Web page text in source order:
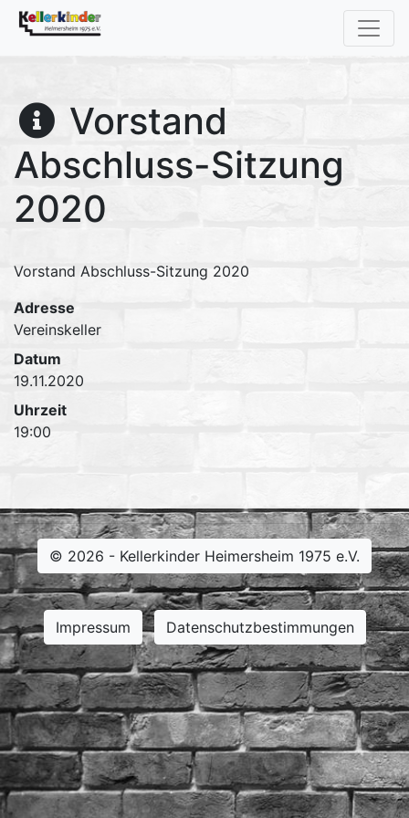
Vorstand
Abschluss-Sitzung
2020
Vorstand Abschluss-Sitzung 2020
Adresse
Vereinskeller
Datum
19.11.2020
Uhrzeit
19:00
© 2026 - Kellerkinder Heimersheim 1975 e.V.
Impressum Datenschutzbestimmungen